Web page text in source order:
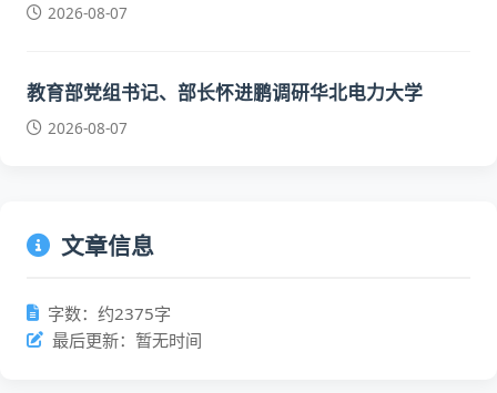
2026-08-07
教育部党组书记、部长怀进鹏调研华北电力大学
2026-08-07
文章信息
字数：约2375字
最后更新：暂无时间